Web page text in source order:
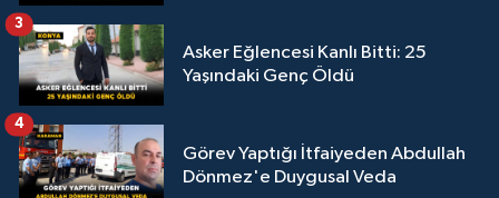
Asker Eğlencesi Kanlı Bitti: 25
Yaşındaki Genç Öldü
3
Görev Yaptığı İtfaiyeden Abdullah
Dönmez'e Duygusal Veda
4